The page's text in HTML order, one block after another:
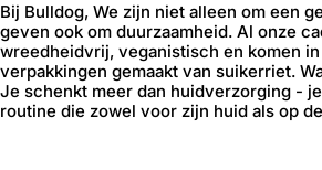
Bij Bulldog, We zijn niet alleen om een
geven ook om duurzaamheid. Al onze
wreedheidvrij, veganistisch en komen
verpakkingen gemaakt van suikerriet.
Je schenkt meer dan huidverzorging -
routine die zowel voor zijn huid als op